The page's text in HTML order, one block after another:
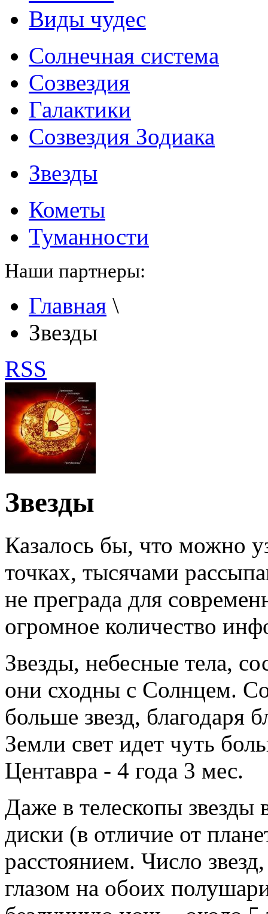
Виды чудес
Солнечная система
Созвездия
Галактики
Созвездия Зодиака
Звезды
Кометы
Туманности
Наши партнеры:
Главная \
Звезды
RSS
Звезды
Казалось бы, что можно
точках, тысячами
не преграда для
огромное количество
Звезды, небесные тела,
они сходны с Солнцем.
больше звезд, благодаря
Земли свет идет чуть
Центавра - 4 года 3 мес.
Даже в телескопы звезды
диски (в отличие от
расстоянием. Число
глазом на обоих